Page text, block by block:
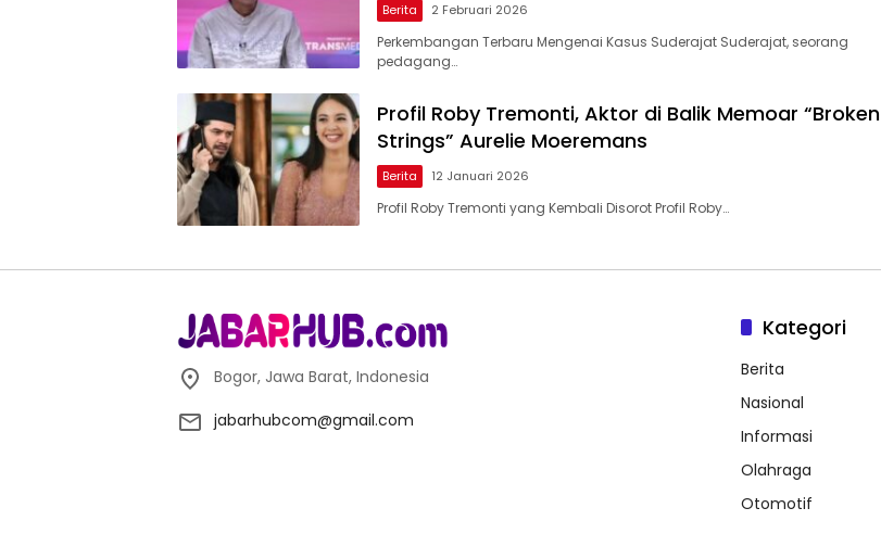
Berita 2 Februari 2026
Perkembangan Terbaru Mengenai Kasus Suderajat Suderajat, seorang
pedagang…
Profil Roby Tremonti, Aktor di Balik Memoar “Broken
Strings” Aurelie Moeremans
Berita 12 Januari 2026
Profil Roby Tremonti yang Kembali Disorot Profil Roby…
Bogor, Jawa Barat, Indonesia
jabarhubcom@gmail.com
Kategori
Berita
Nasional
Informasi
Olahraga
Otomotif